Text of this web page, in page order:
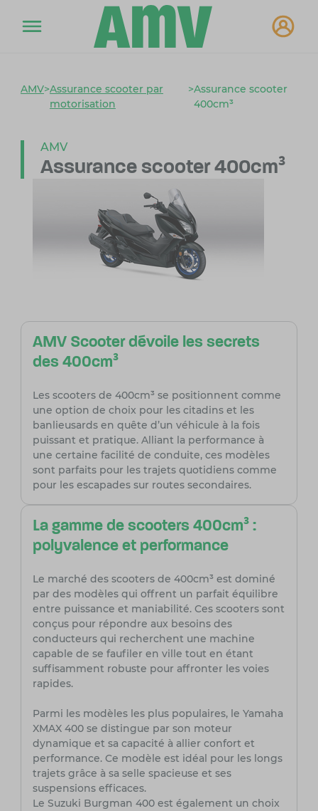
AMV>Assurance scooter par
motorisation
>Assurance scooter
400cm³
AMV
Assurance scooter 400cm³
AMV Scooter dévoile les secrets
des 400cm³
Les scooters de 400cm³ se positionnent comme
une option de choix pour les citadins et les
banlieusards en quête d’un véhicule à la fois
puissant et pratique. Alliant la performance à
une certaine facilité de conduite, ces modèles
sont parfaits pour les trajets quotidiens comme
pour les escapades sur routes secondaires.
La gamme de scooters 400cm³ :
polyvalence et performance
Le marché des scooters de 400cm³ est dominé
par des modèles qui offrent un parfait équilibre
entre puissance et maniabilité. Ces scooters sont
conçus pour répondre aux besoins des
conducteurs qui recherchent une machine
capable de se faufiler en ville tout en étant
suffisamment robuste pour affronter les voies
rapides.
Parmi les modèles les plus populaires, le Yamaha
XMAX 400 se distingue par son moteur
dynamique et sa capacité à allier confort et
performance. Ce modèle est idéal pour les longs
trajets grâce à sa selle spacieuse et ses
suspensions efficaces.
Le Suzuki Burgman 400 est également un choix